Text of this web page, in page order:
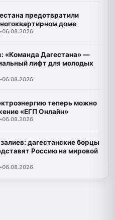
предотвратили
доме
•06.08.2026
«Команда Дагестана» —
лифт для молодых
•06.08.2026
теперь можно
«ЕГП Онлайн»
•06.08.2026
дагестанские борцы
Россию на мировой
•06.08.2026